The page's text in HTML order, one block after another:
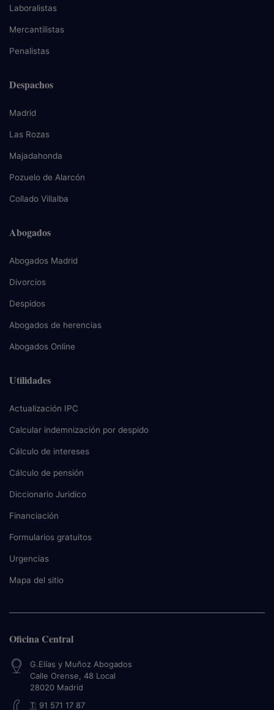
Laboralistas
Mercantilistas
Penalistas
Despachos
Madrid
Las Rozas
Majadahonda
Pozuelo de Alarcón
Collado Villalba
Abogados
Abogados Madrid
Divorcios
Despidos
Abogados de herencias
Abogados Online
Utilidades
Actualización IPC
Calcular indemnización por despido
Cálculo de intereses
Cálculo de pensión
Diccionario Juridico
Financiación
Formularios gratuitos
Urgencias
Mapa del sitio
Oficina Central
G.Elías y Muñoz Abogados
Calle Orense, 48 Local
28020 Madrid
T: 91 571 17 87